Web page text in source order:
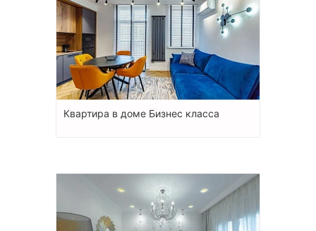
Квартира в доме Бизнес класса